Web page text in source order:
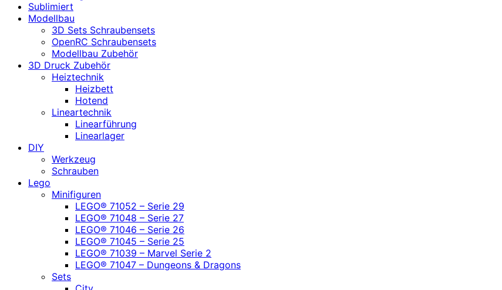
Sublimiert
Modellbau
3D Sets Schraubensets
OpenRC Schraubensets
Modellbau Zubehör
3D Druck Zubehör
Heiztechnik
Heizbett
Hotend
Lineartechnik
Linearführung
Linearlager
DIY
Werkzeug
Schrauben
Lego
Minifiguren
LEGO® 71052 – Serie 29
LEGO® 71048 – Serie 27
LEGO® 71046 – Serie 26
LEGO® 71045 – Serie 25
LEGO® 71039 – Marvel Serie 2
LEGO® 71047 – Dungeons & Dragons
Sets